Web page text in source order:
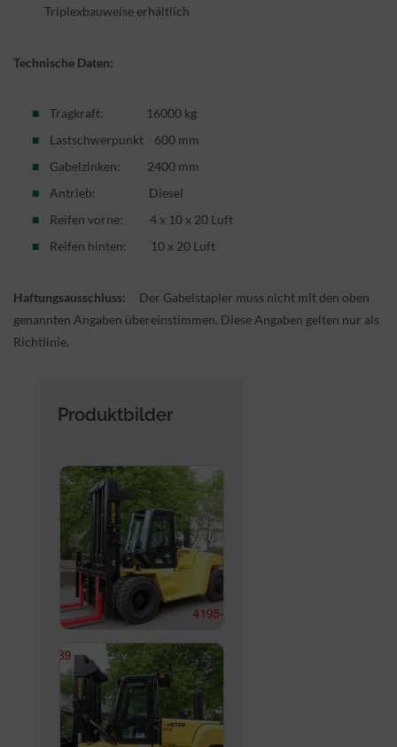
Triplexbauweise erhältlich
Technische Daten:
Tragkraft: 16000 kg
Lastschwerpunkt 600 mm
Gabelzinken: 2400 mm
Antrieb: Diesel
Reifen vorne: 4 x 10 x 20 Luft
Reifen hinten:
10 x 20 Luft
Haftungsausschluss: Der Gabelstapler muss nicht mit den oben
genannten Angaben übereinstimmen. Diese Angaben gelten nur als
Richtlinie.
Produktbilder